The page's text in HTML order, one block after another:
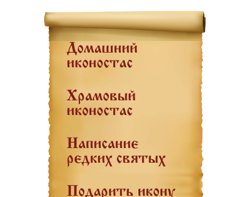
Домашний
иконостас
Храмовый
иконостас
Написание
редких святых
Подарить икону